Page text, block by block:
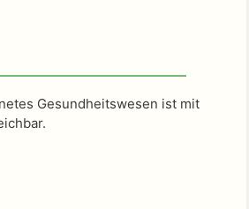
Gesundheitswesen ist mit